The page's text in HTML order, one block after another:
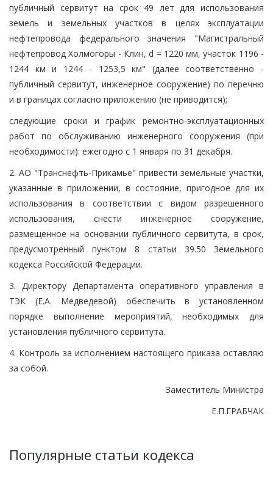
публичный сервитут на срок 49 лет для использования
земель и земельных участков в целях эксплуатации
нефтепровода федерального значения "Магистральный
нефтепровод Холмогоры - Клин, d = 1220 мм, участок 1196 -
1244 км и 1244 - 1253,5 км" (далее соответственно -
публичный сервитут, инженерное сооружение) по перечню
и в границах согласно приложению (не приводится);
следующие сроки и график ремонтно-эксплуатационных
работ по обслуживанию инженерного сооружения (при
необходимости): ежегодно с 1 января по 31 декабря.
2. АО "Транснефть-Прикамье" привести земельные участки,
указанные в приложении, в состояние, пригодное для их
использования в соответствии с видом разрешенного
использования, снести инженерное сооружение,
размещенное на основании публичного сервитута, в срок,
предусмотренный пунктом 8 статьи 39.50 Земельного
кодекса Российской Федерации.
3. Директору Департамента оперативного управления в
ТЭК (Е.А. Медведевой) обеспечить в установленном
порядке выполнение мероприятий, необходимых для
установления публичного сервитута.
4. Контроль за исполнением настоящего приказа оставляю
за собой.
Заместитель Министра
Е.П.ГРАБЧАК
Популярные статьи кодекса